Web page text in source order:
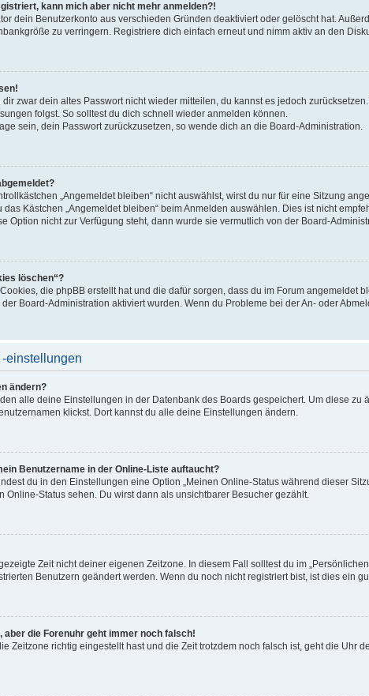
kann mich aber nicht mehr anmelden?!
dein Benutzerkonto aus verschieden Gründen deaktiviert oder gelöscht hat.
zu verringern. Registriere dich einfach erneut und nimm aktiv an den
zwar dein altes Passwort nicht wieder mitteilen, du kannst es jedoch
folgst. So solltest du dich schnell wieder anmelden können.
sein, dein Passwort zurückzusetzen, so wende dich an die Board-Administration.
„Angemeldet bleiben“ nicht auswählst, wirst du nur für eine Sitzung
Kästchen „Angemeldet bleiben“ beim Anmelden auswählen. Dies ist nicht
Option nicht zur Verfügung steht, dann wurde sie vermutlich von der Board-
löschen“?
die phpBB erstellt hat und die dafür sorgen, dass du im Forum
der Board-Administration aktiviert wurden. Wenn du Probleme bei der An- oder
einstellungen
ändern?
alle deine Einstellungen in der Datenbank des Boards gespeichert. Um diese
klickst. Dort kannst du alle deine Einstellungen ändern.
Benutzername in der Online-Liste auftaucht?
du in den Einstellungen eine Option „Meinen Online-Status während dieser
Online-Status sehen. Du wirst dann als unsichtbarer Besucher gezählt.
Zeit nicht deiner eigenen Zeitzone. In diesem Fall solltest du im
Benutzern geändert werden. Wenn du noch nicht registriert bist, ist dies ein
aber die Forenuhr geht immer noch falsch!
Zeitzone richtig eingestellt hast und die Zeit trotzdem noch falsch ist, geht die Uhr